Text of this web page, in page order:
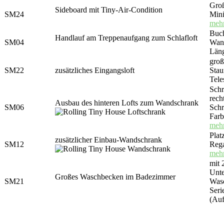
SM24
Sideboard mit Tiny-Air-Condition
SM04
Handlauf am Treppenaufgang zum Schlafloft
SM22 zusätzliches Eingangsloft
SM06
Ausbau des hinteren Lofts zum Wandschrank
SM12
zusätzlicher Einbau-Wandschrank
SM21
Großes Waschbecken im Badezimmer
mit